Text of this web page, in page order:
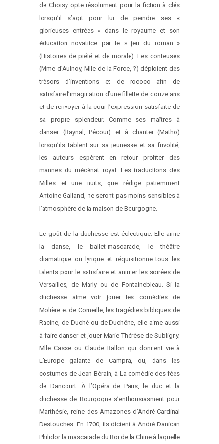
de Choisy opte résolument pour la fiction à clés
lorsqu’il s’agit pour lui de peindre ses «
glorieuses entrées « dans le royaume et son
éducation novatrice par le » jeu du roman »
(Histoires de piété et de morale). Les conteuses
(Mme d’Aulnoy, Mlle de la Force, ?) déploient des
trésors d’inventions et de rococo afin de
satisfaire l’imagination d’une fillette de douze ans
et de renvoyer à la cour l’expression satisfaite de
sa propre splendeur. Comme ses maîtres à
danser (Raynal, Pécour) et à chanter (Matho)
lorsqu’ils tablent sur sa jeunesse et sa frivolité,
les auteurs espèrent en retour profiter des
mannes du mécénat royal. Les traductions des
Milles et une nuits, que rédige patiemment
Antoine Galland, ne seront pas moins sensibles à
l’atmosphère de la maison de Bourgogne.
Le goût de la duchesse est éclectique. Elle aime
la danse, le ballet-mascarade, le théâtre
dramatique ou lyrique et réquisitionne tous les
talents pour le satisfaire et animer les soirées de
Versailles, de Marly ou de Fontainebleau. Si la
duchesse aime voir jouer les comédies de
Molière et de Corneille, les tragédies bibliques de
Racine, de Duché ou de Duchêne, elle aime aussi
à faire danser et jouer Marie-Thérèse de Subligny,
Mlle Casse ou Claude Ballon qui donnent vie à
L’Europe galante de Campra, ou, dans les
costumes de Jean Bérain, à La comédie des fées
de Dancourt. À l’Opéra de Paris, le duc et la
duchesse de Bourgogne s’enthousiasment pour
Marthésie, reine des Amazones d’André-Cardinal
Destouches. En 1700, ils dictent à André Danican
Philidor la mascarade du Roi de la Chine à laquelle